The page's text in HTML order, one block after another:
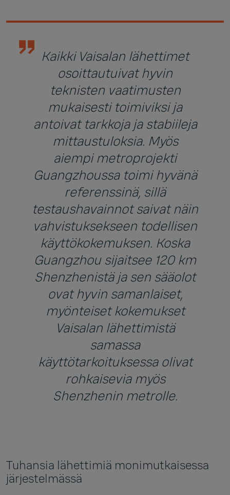
Kaikki Vaisalan lähettimet
osoittautuivat hyvin
teknisten vaatimusten
mukaisesti toimiviksi ja
antoivat tarkkoja ja stabiileja
mittaustuloksia. Myös
aiempi metroprojekti
Guangzhoussa toimi hyvänä
referenssinä, sillä
testaushavainnot saivat näin
vahvistuksekseen todellisen
käyttökokemuksen. Koska
Guangzhou sijaitsee 120 km
Shenzhenistä ja sen sääolot
ovat hyvin samanlaiset,
myönteiset kokemukset
Vaisalan lähettimistä
samassa
käyttötarkoituksessa olivat
rohkaisevia myös
Shenzhenin metrolle.
Tuhansia lähettimiä monimutkaisessa
järjestelmässä